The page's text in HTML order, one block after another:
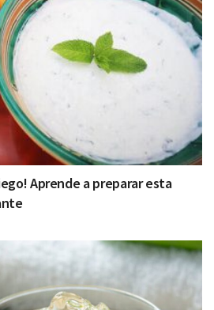
Aprende a preparar esta